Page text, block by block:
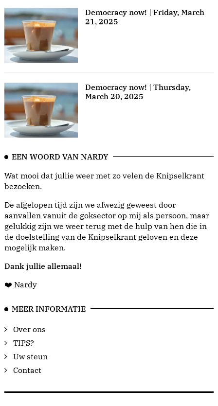
Democracy now! | Friday, March
21, 2025
Democracy now! | Thursday,
March 20, 2025
EEN WOORD VAN NARDY
Wat mooi dat jullie weer met zo velen de Knipselkrant
bezoeken.
De afgelopen tijd zijn we afwezig geweest door
aanvallen vanuit de goksector op mij als persoon, maar
gelukkig zijn we weer terug met de hulp van hen die in
de doelstelling van de Knipselkrant geloven en deze
mogelijk maken.
Dank jullie allemaal!
❤️ Nardy
MEER INFORMATIE
Over ons
TIPS?
Uw steun
Contact